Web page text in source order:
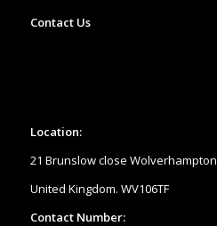
Contact Us
Location:
21 Brunslow close Wolverhampton
United Kingdom. WV106TF
Contact Number: